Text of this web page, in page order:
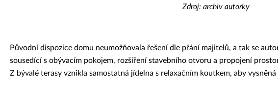
Zdroj: archiv autorky
Původní dispozice domu neumožňovala řešení dle přání majitelů, a tak se
sousedící s obývacím pokojem, rozšíření stavebního otvoru a propojení
Z bývalé terasy vznikla samostatná jídelna s relaxačním koutkem, aby